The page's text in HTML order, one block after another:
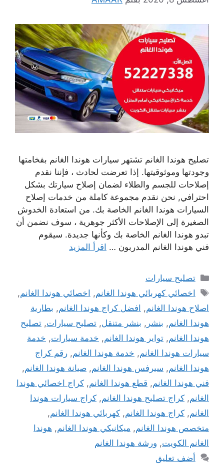
تصليح هوندا الغانم تشتهر سيارات هوندا الغانم بفخامتها
وجودتها وموثوقيتها. إذا تعرضت لحادث ، فإننا نقدم
إصلاحات للجسم والطلاء لضمان إصلاح سيارتك بشكل
احترافي, نحن نقدم مجموعة كاملة من خدمات إصلاح
السيارات هوندا الغانم الخاصة بك. من استعادة الخدوش
الصغيرة إلى الإصلاحات الأكثر جوهرية ، سوف نضمن أن
تبدو هوندا الغانم الخاصة بك وكأنها جديدة. سيقوم
فني هوندا الغانم المدربون … اقرأ المزيد
التصنيفات
تصليح سيارات
الوسوم
اخصائي كهربائي هوندا الغانم, اخصائي هوندا الغانم,
اصلاح هوندا الغانم, افضل كراج هوندا الغانم, بطارية
هوندا الغانم, بنشر , بنشر متنقل, تصليح سيارات, تصليح
هوندا الغانم, تواير هوندا الغانم, خدمة سيارات, خدمة
سيارات هوندا الغانم, خدمة هوندا الغانم, رقم كراج
هوندا الغانم, سيرفس هوندا الغانم, صيانة هوندا الغانم,
فني هوندا الغانم, قطع هوندا الغانم, كراج اخصائي هوندا
الغانم, كراج تصليح هوندا الغانم, كراج سيارات هوندا
الغانم, كراج هوندا الغانم, كهربائي هوندا الغانم,
متخصص هوندا الغانم, ميكانيكي هوندا الغانم, هوندا
الغانم الكويت, ورشة هوندا الغانم
أضف تعليق